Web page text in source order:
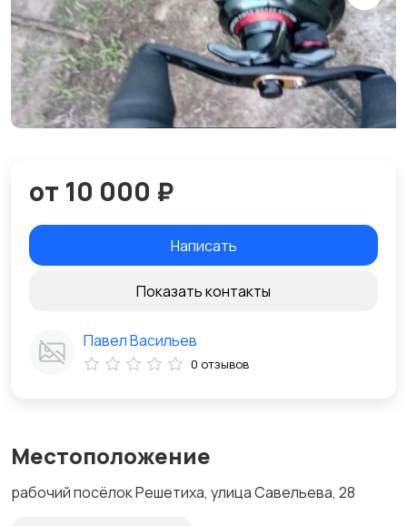
Местоположение
рабочий посёлок Решетиха, улица Савельева, 28
от 10 000 ₽
Написать
Показать контакты
Павел Васильев
0 отзывов